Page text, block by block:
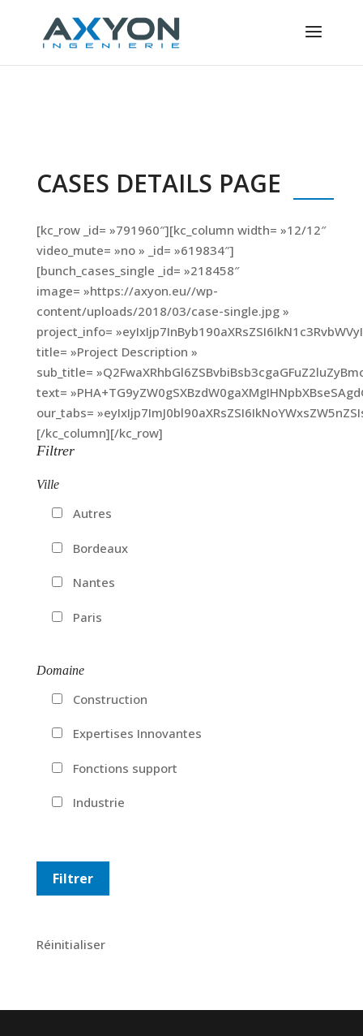
CASES DETAILS PAGE
[kc_row _id= »791960″][kc_column width= »12/12″
video_mute= »no » _id= »619834″]
[bunch_cases_single _id= »218458″
image= »https://axyon.eu//wp-
content/uploads/2018/03/case-single.jpg »
project_info=
title= »Project Description »
sub_title=
text=
our_tabs=
[/kc_column][/kc_row]
Filtrer
Ville
Autres
Bordeaux
Nantes
Paris
Domaine
Construction
Expertises Innovantes
Fonctions support
Industrie
Réinitialiser